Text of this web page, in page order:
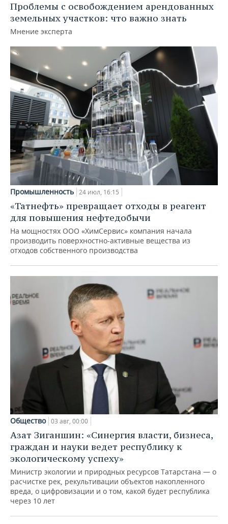
Проблемы с освобождением арендованных
земельных участков: что важно знать
Мнение эксперта
Промышленность 24 июл, 16:15
«Татнефть» превращает отходы в реагент
для повышения нефтедобычи
На мощностях ООО «ХимСервис» компания начала
производить поверхностно-активные вещества из
отходов собственного производства
Общество 03 авг, 00:00
Азат Зиганшин: «Синергия власти, бизнеса,
граждан и науки ведет республику к
экологическому успеху»
Министр экологии и природных ресурсов Татарстана — о
расчистке рек, рекультивации объектов накопленного
вреда, о цифровизации и о том, какой будет республика
через 10 лет